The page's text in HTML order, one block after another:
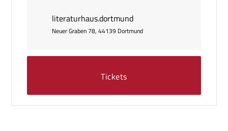
literaturhaus.dortmund
Neuer Graben 78, 44139 Dortmund
Tickets